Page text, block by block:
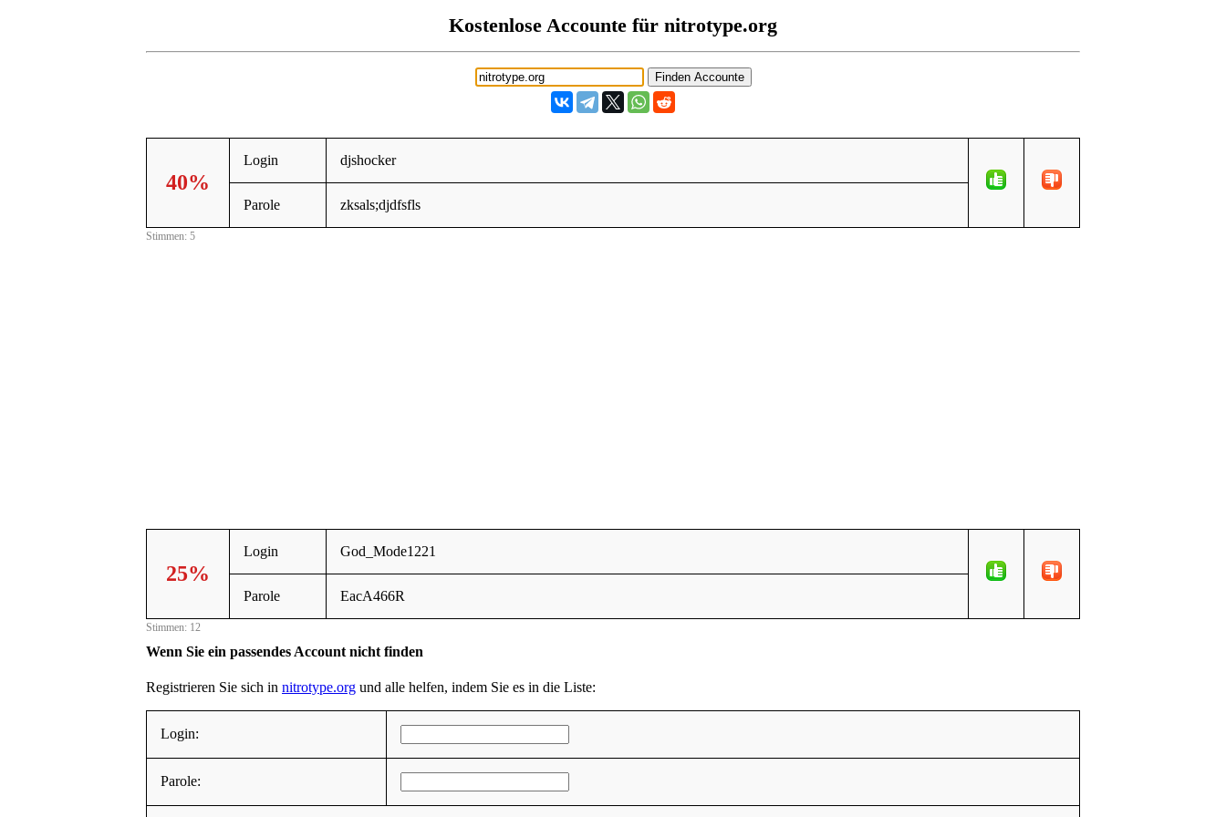
Kostenlose Accounte für nitrotype.org
40%
Login djshocker
Parole zksals;djdfsfls
Stimmen: 5
25%
Login God_Mode1221
Parole EacA466R
Stimmen: 12
Wenn Sie ein passendes Account nicht finden
Registrieren Sie sich in nitrotype.org und alle helfen, indem Sie es in die Liste:
Login:
Parole: